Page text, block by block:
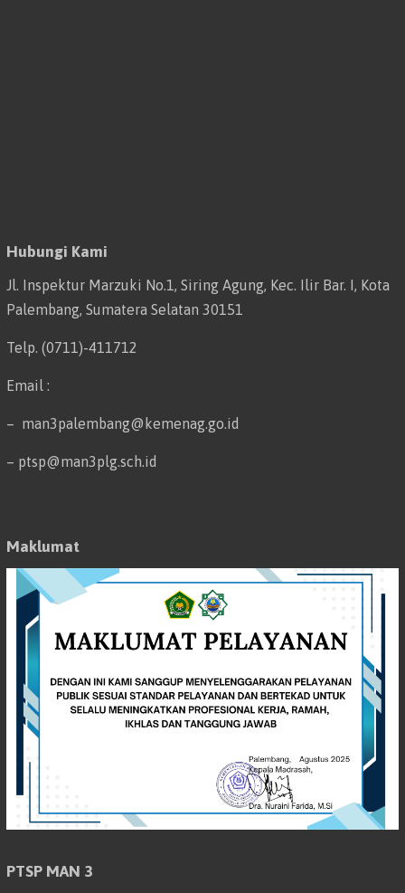
Hubungi Kami
Jl. Inspektur Marzuki No.1, Siring Agung, Kec. Ilir Bar. I, Kota
Palembang, Sumatera Selatan 30151
Telp. (0711)-411712
Email :
– man3palembang@kemenag.go.id
– ptsp@man3plg.sch.id
Maklumat
PTSP MAN 3